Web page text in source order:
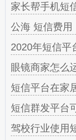
家长帮手机短
公海 短信费用
2020年短信平
眼镜商家怎么
短信平台在家
短信群发平台
驾校行业使用